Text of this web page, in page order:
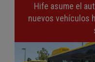
Hife asume el
nuevos vehículos